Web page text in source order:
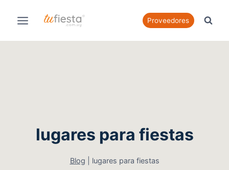
Proveedores
lugares para fiestas
Blog lugares para fiestas